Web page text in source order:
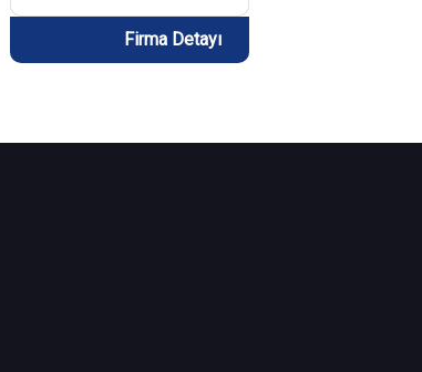
Firma Detayı